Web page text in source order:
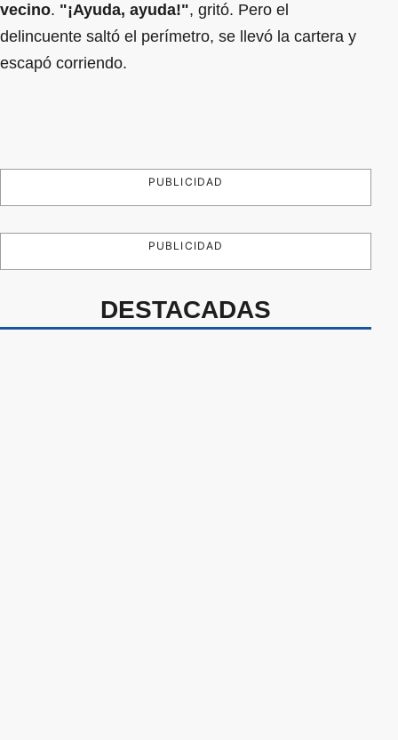
vecino. "¡Ayuda, ayuda!", gritó. Pero el
delincuente saltó el perímetro, se llevó la cartera y
escapó corriendo.
PUBLICIDAD
PUBLICIDAD
DESTACADAS